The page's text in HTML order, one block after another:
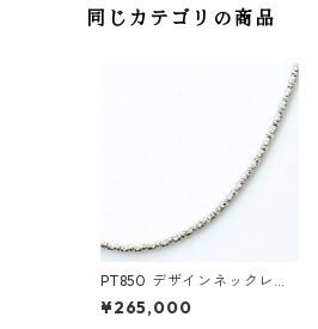
同じカテゴリの商品
PT850 デザインネックレス
(F133)
¥265,000